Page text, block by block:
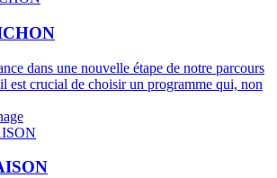
dans une nouvelle étape de notre parcours
est crucial de choisir un programme qui, non